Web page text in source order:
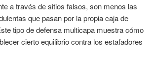
a través de sitios falsos, son menos las
que pasan por la propia caja de
tipo de defensa multicapa muestra cómo
cierto equilibrio contra los estafadores